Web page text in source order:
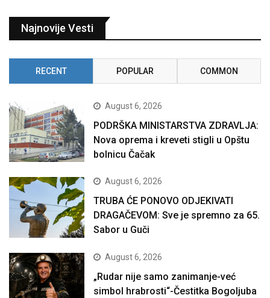
Najnovije Vesti
RECENT POPULAR COMMON
August 6, 2026
PODRŠKA MINISTARSTVA ZDRAVLJA:
Nova oprema i kreveti stigli u Opštu
bolnicu Čačak
August 6, 2026
TRUBA ĆE PONOVO ODJEKIVATI
DRAGAČEVOM: Sve je spremno za 65.
Sabor u Guči
August 6, 2026
„Rudar nije samo zanimanje-već
simbol hrabrosti“-Čestitka Bogoljuba